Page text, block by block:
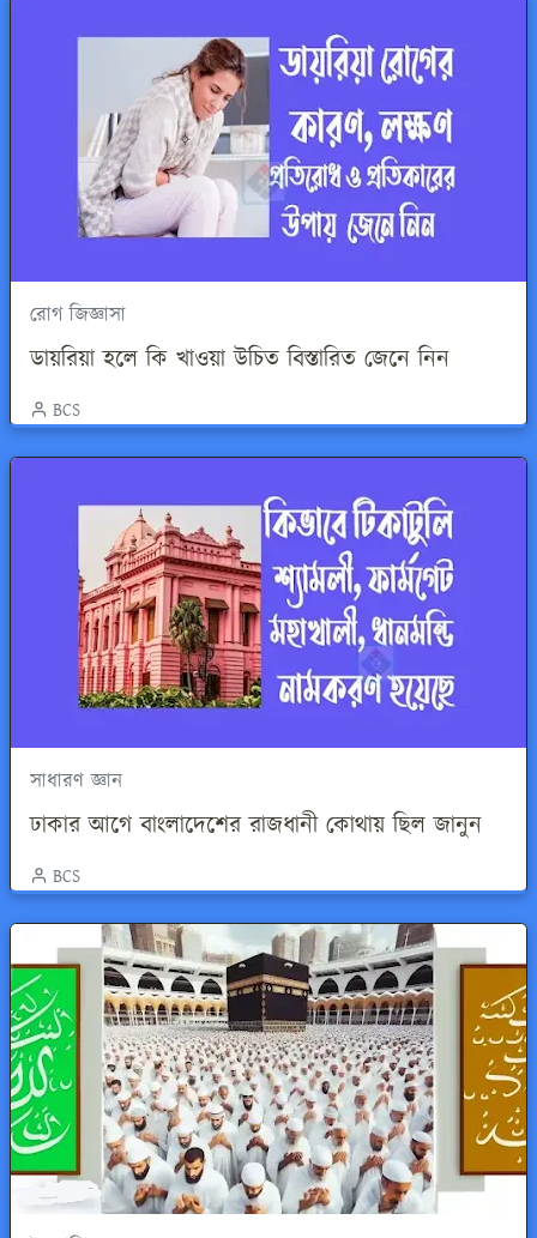
রোগ জিজ্ঞাসা
ডায়রিয়া হলে কি খাওয়া উচিত বিস্তারিত জেনে নিন
BCS
সাধারণ জ্ঞান
ঢাকার আগে বাংলাদেশের রাজধানী কোথায় ছিল জানুন
BCS